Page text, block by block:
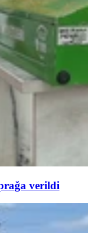
verildi